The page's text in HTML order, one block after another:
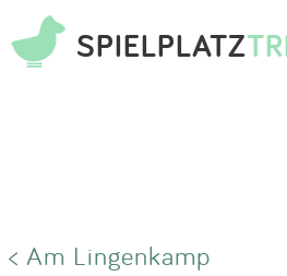
SPIELPLATZ
< Am Lingenkamp